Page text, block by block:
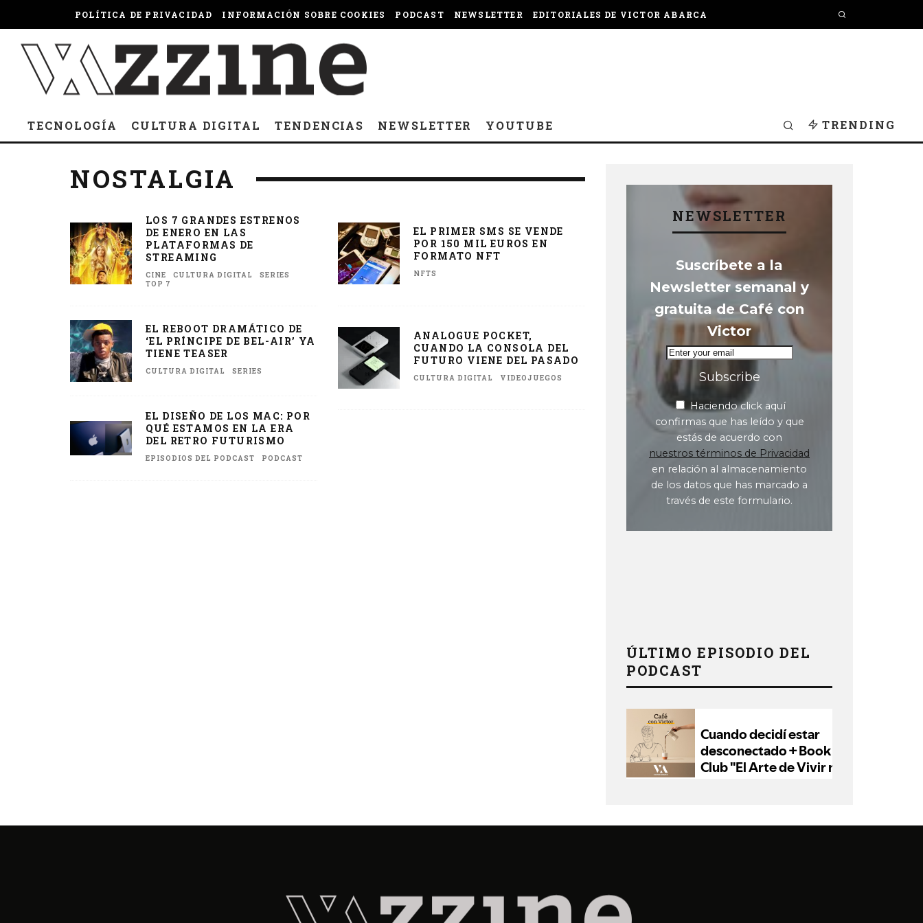
POLÍTICA DE PRIVACIDAD INFORMACIÓN SOBRE COOKIES PODCAST NEWSLETTER EDITORIALES DE VICTOR ABARCA
TECNOLOGÍA CULTURA DIGITAL TENDENCIAS NEWSLETTER YOUTUBE TRENDING
NOSTALGIA
LOS 7 GRANDES ESTRENOS
DE ENERO EN LAS
PLATAFORMAS DE
STREAMING
CINE CULTURA DIGITAL
SERIES
TOP 7
EL PRIMER SMS SE VENDE
POR 150 MIL EUROS EN
FORMATO NFT
NFTS
EL REBOOT DRAMÁTICO DE
‘EL PRÍNCIPE DE BEL-AIR’ YA
TIENE TEASER
CULTURA DIGITAL SERIES
ANALOGUE POCKET,
CUANDO LA CONSOLA DEL
FUTURO VIENE DEL PASADO
CULTURA DIGITAL VIDEOJUEGOS
EL DISEÑO DE LOS MAC: POR
QUÉ ESTAMOS EN LA ERA
DEL RETRO FUTURISMO
EPISODIOS DEL PODCAST PODCAST
NEWSLETTER
Suscríbete a la
Newsletter semanal y
gratuita de Café con
Victor
Subscribe
Haciendo click aquí
confirmas que has leído y que
estás de acuerdo con
nuestros términos de Privacidad
en relación al almacenamiento
de los datos que has marcado a
través de este formulario.
ÚLTIMO EPISODIO DEL
PODCAST